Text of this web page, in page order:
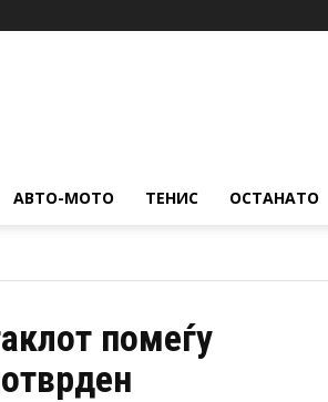
АВТО-МОТО ТЕНИС ОСТАНАТО
помеѓу